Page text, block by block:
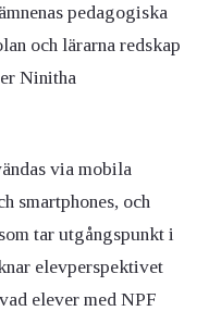
pedagogiska
och lärarna redskap
Ninitha
via mobila
smartphones, och
tar utgångspunkt i
elevperspektivet
elever med NPF